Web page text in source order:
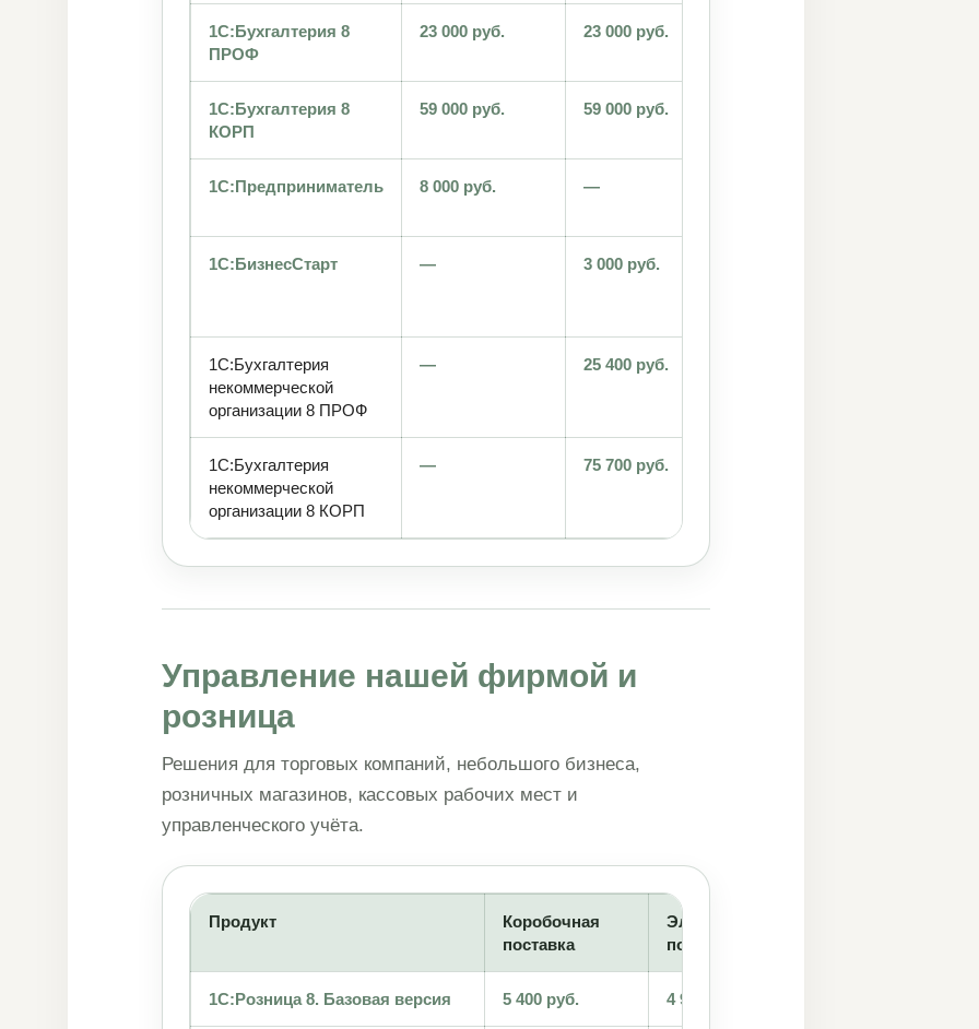
1С:Бухгалтерия 8
ПРОФ
23 000 руб. 23 000 руб.
1С:Бухгалтерия 8
КОРП
59 000 руб. 59 000 руб.
1С:Предприниматель 8 000 руб. —
1С:БизнесСтарт — 3 000 руб.
1С:Бухгалтерия
некоммерческой
организации 8 ПРОФ
— 25 400 руб.
1С:Бухгалтерия
некоммерческой
организации 8 КОРП
— 75 700 руб.
Управление нашей фирмой и
розница
Решения для торговых компаний, небольшого бизнеса,
розничных магазинов, кассовых рабочих мест и
управленческого учёта.
Продукт
Коробочная
поставка
Электронная
поставка
1С:Розница 8. Базовая версия 5 400 руб. 4 900 руб.